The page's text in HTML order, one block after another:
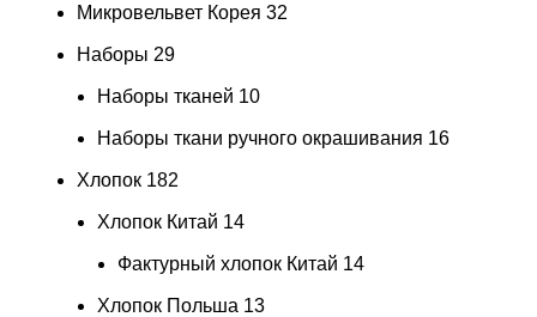
Микровельвет Корея 32
Наборы 29
Наборы тканей 10
Наборы ткани ручного окрашивания 16
Хлопок 182
Хлопок Китай 14
Фактурный хлопок Китай 14
Хлопок Польша 13